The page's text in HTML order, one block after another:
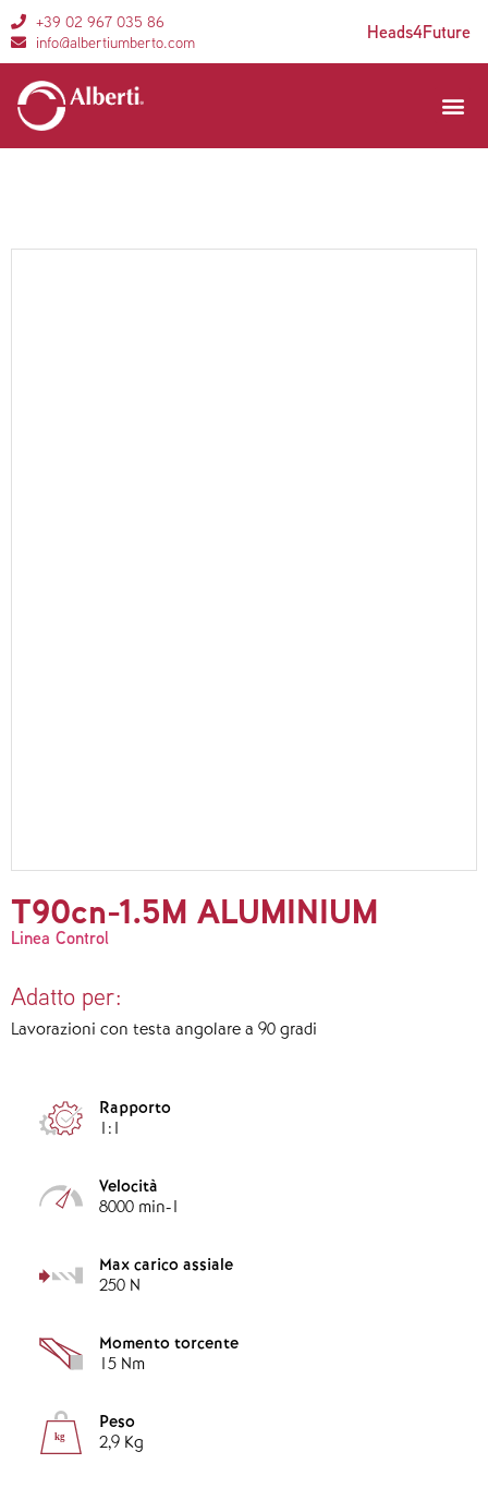
+39 02 967 035 86
info@albertiumberto.com
Heads4Future
T90cn-1.5M ALUMINIUM
Linea Control
Adatto per:
Lavorazioni con testa angolare a 90 gradi
Rapporto
1:1
Velocità
8000 min-1
Max carico assiale
250 N
Momento torcente
15 Nm
kg
Peso
2,9 Kg